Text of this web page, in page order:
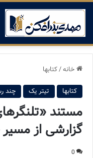
خانه/کتابها
کتابها تیتر یک چند
مستند
گزارشی از
0